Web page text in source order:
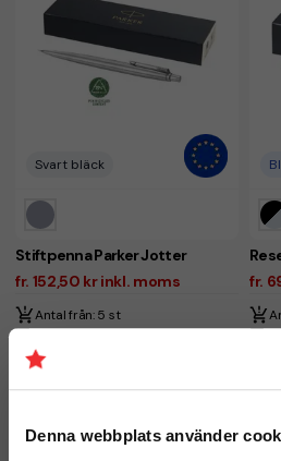
Denna webbplats använder
Svart bläck
Stiftpenna Parker Jotter
fr. 152,50 kr inkl. moms
Antal från: 5 st
8 arbetsdagar
fr.
6